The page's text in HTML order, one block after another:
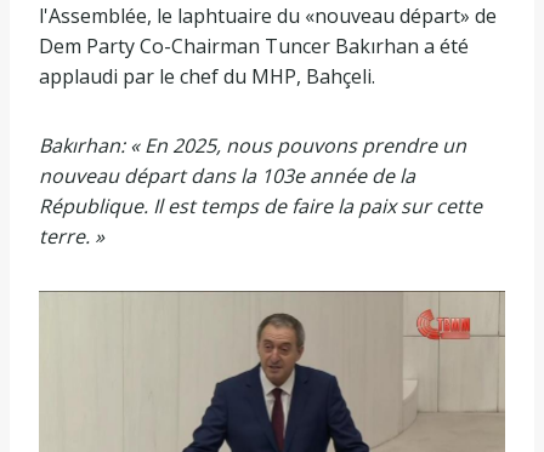
l'Assemblée, le laphtuaire du «nouveau départ» de
Dem Party Co-Chairman Tuncer Bakırhan a été
applaudi par le chef du MHP, Bahçeli.
Bakırhan: « En 2025, nous pouvons prendre un
nouveau départ dans la 103e année de la
République. Il est temps de faire la paix sur cette
terre. »